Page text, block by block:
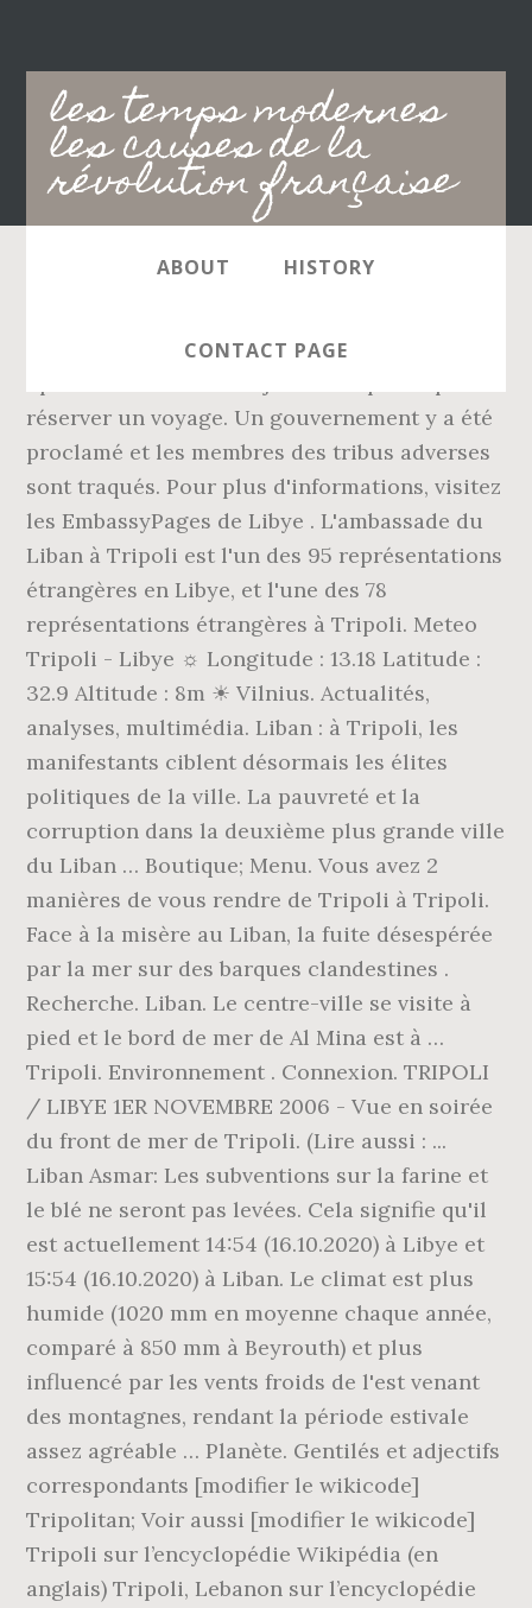
les temps modernes
les causes de la
révolution française
Main
navigation
ABOUT HISTORY
CONTACT PAGE
Lituanie. Retrouvez plus d'infos sur le site
réserver un voyage. Un gouvernement y a été
proclamé et les membres des tribus adverses
sont traqués. Pour plus d'informations, visitez
les EmbassyPages de Libye . L'ambassade du
Liban à Tripoli est l'un des 95 représentations
étrangères en Libye, et l'une des 78
représentations étrangères à Tripoli. Meteo
Tripoli - Libye ☼ Longitude : 13.18 Latitude :
32.9 Altitude : 8m ☀ Vilnius. Actualités,
analyses, multimédia. Liban : à Tripoli, les
manifestants ciblent désormais les élites
politiques de la ville. La pauvreté et la
corruption dans la deuxième plus grande ville
du Liban … Boutique; Menu. Vous avez 2
manières de vous rendre de Tripoli à Tripoli.
Face à la misère au Liban, la fuite désespérée
par la mer sur des barques clandestines .
Recherche. Liban. Le centre-ville se visite à
pied et le bord de mer de Al Mina est à …
Tripoli. Environnement . Connexion. TRIPOLI
/ LIBYE 1ER NOVEMBRE 2006 - Vue en soirée
du front de mer de Tripoli. (Lire aussi : ...
Liban Asmar: Les subventions sur la farine et
le blé ne seront pas levées. Cela signifie qu'il
est actuellement 14:54 (16.10.2020) à Libye et
15:54 (16.10.2020) à Liban. Le climat est plus
humide (1020 mm en moyenne chaque année,
comparé à 850 mm à Beyrouth) et plus
influencé par les vents froids de l'est venant
des montagnes, rendant la période estivale
assez agréable … Planète. Gentilés et adjectifs
correspondants [modifier le wikicode]
Tripolitan; Voir aussi [modifier le wikicode]
Tripoli sur l’encyclopédie Wikipédia (en
anglais) Tripoli, Lebanon sur l’encyclopédie